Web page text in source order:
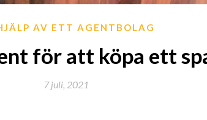
AV ETT AGENTBOLAG
för att köpa ett
7 juli, 2021